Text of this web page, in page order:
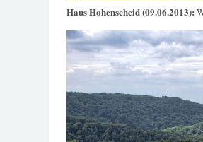
Haus Hohenscheid (09.06.2013):